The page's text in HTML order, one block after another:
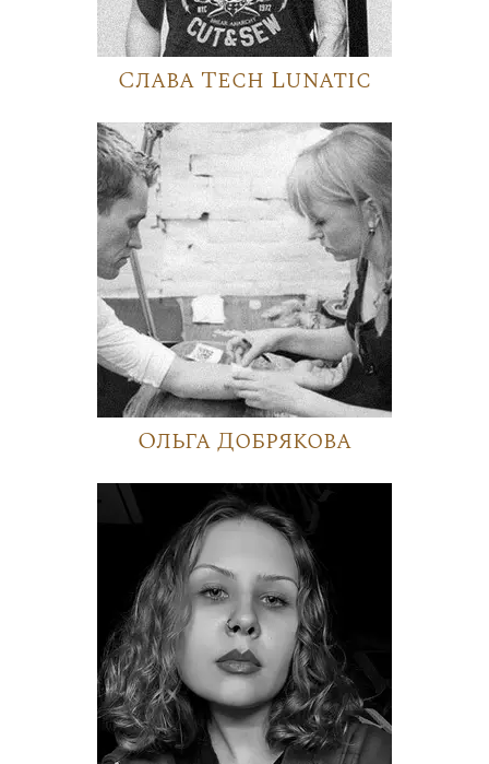
Слава Tech Lunatic
Ольга Добрякова